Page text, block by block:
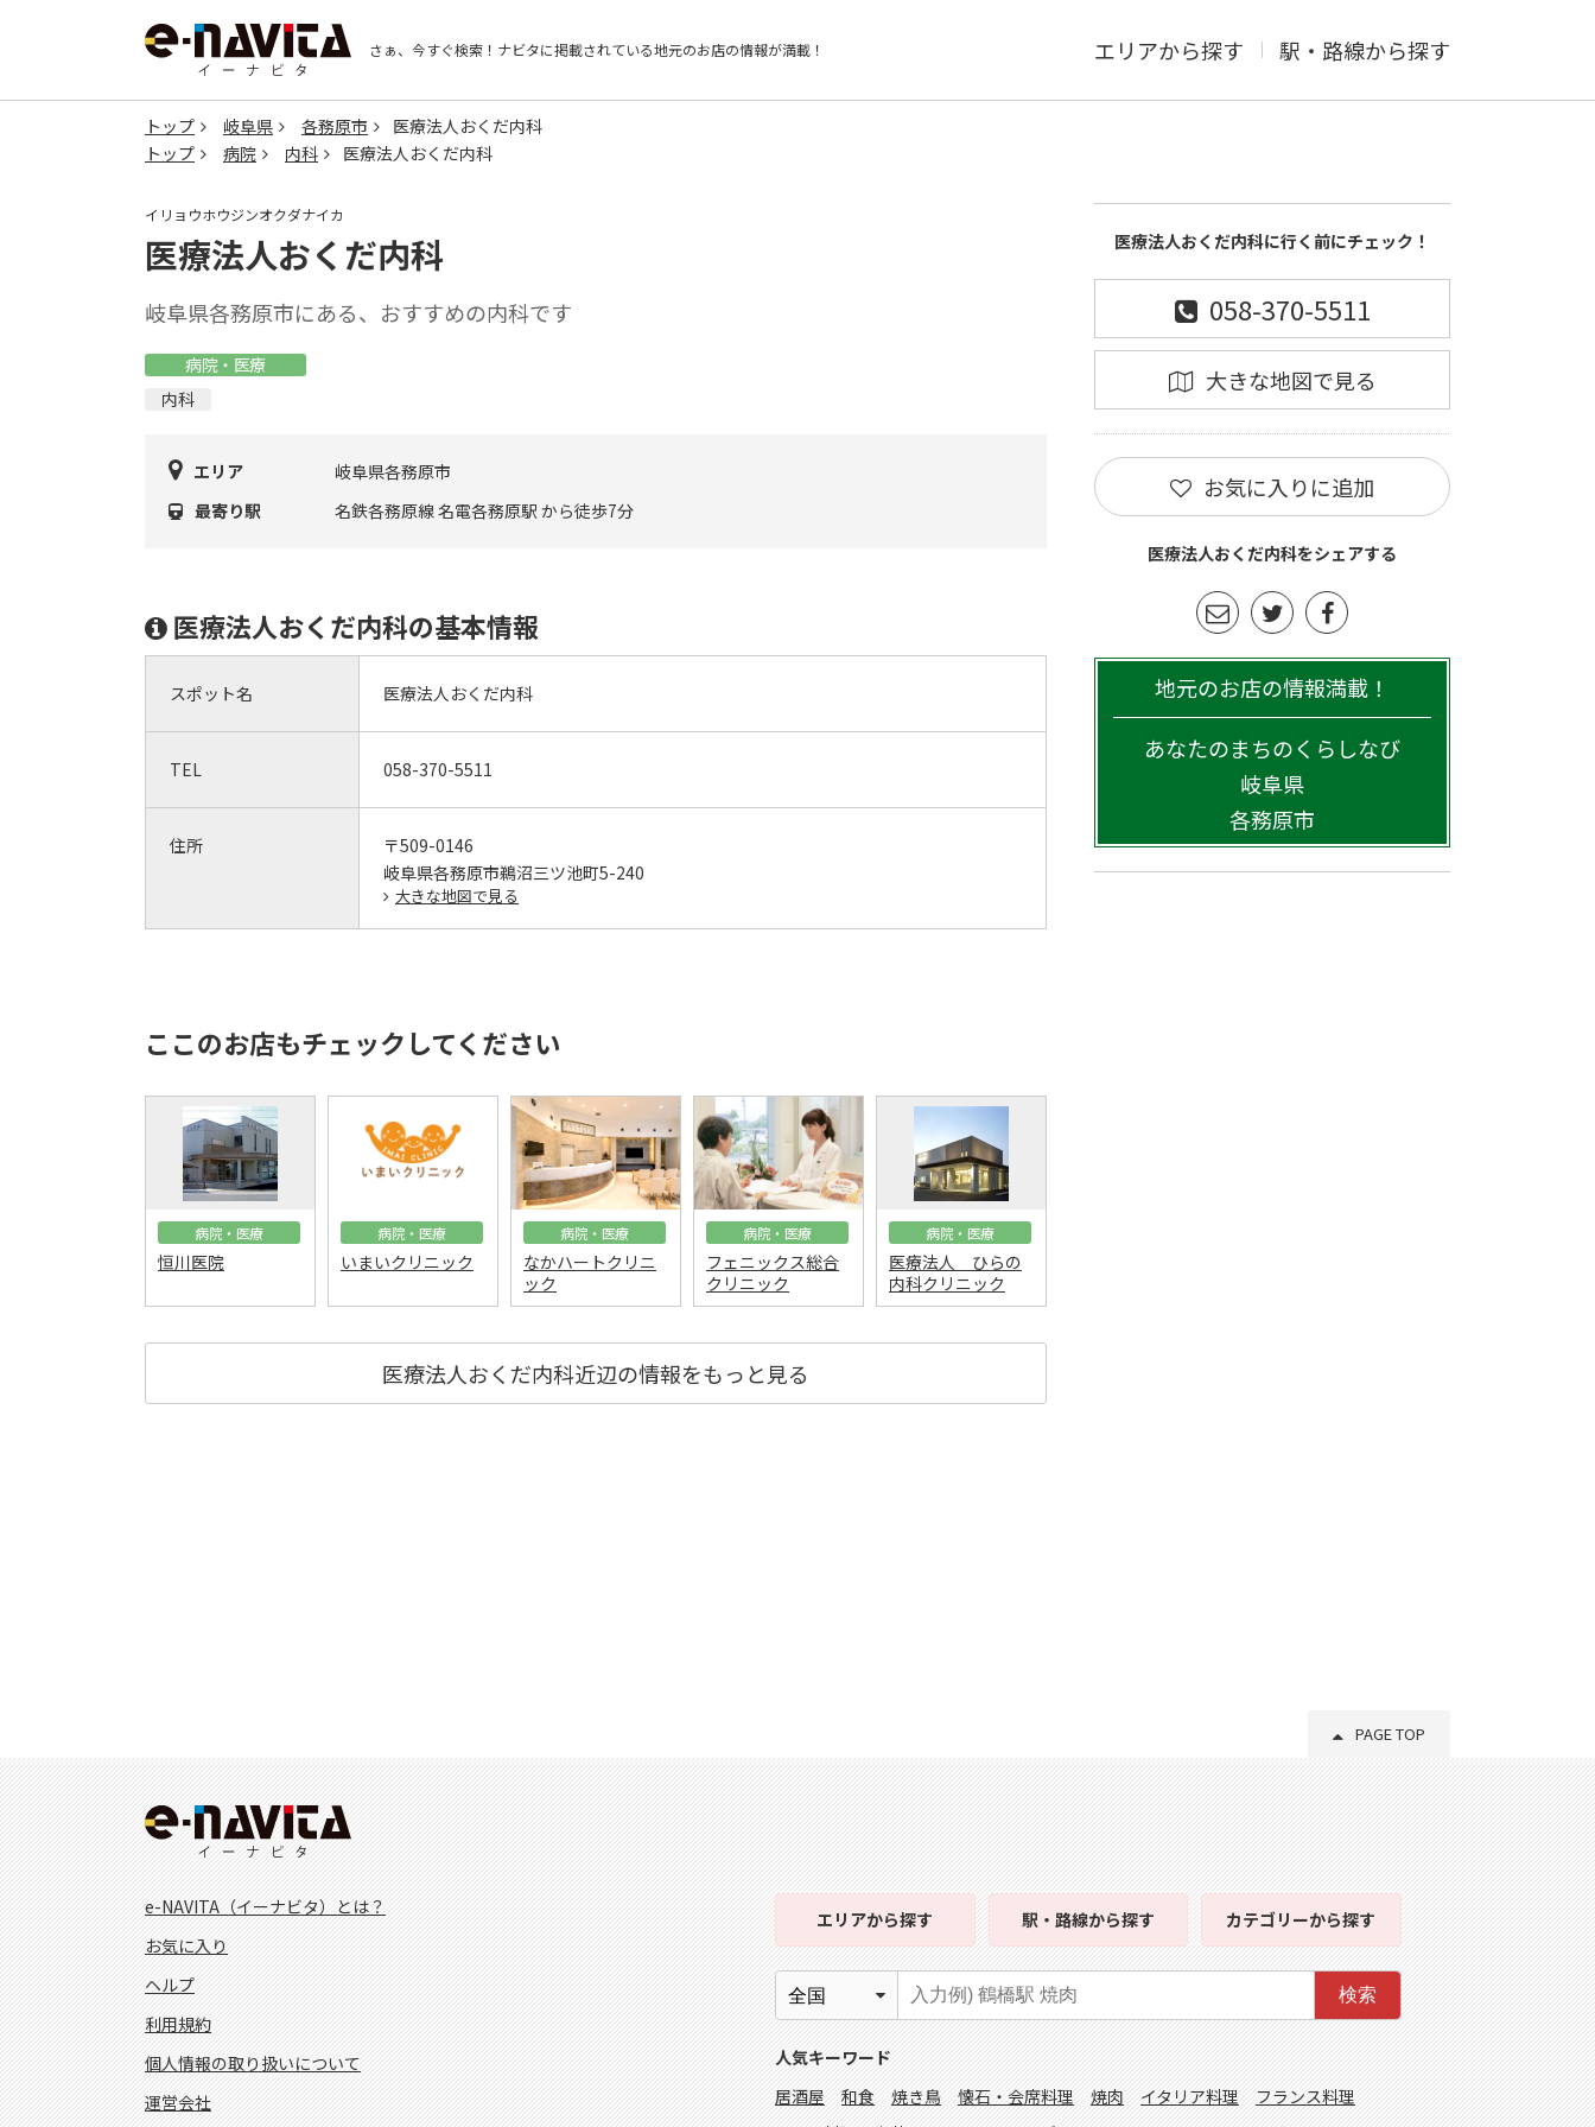
さぁ、今すぐ検索！ ナビタに掲載されている地元のお店の情報が満載！ エリアから探す 駅・路線から探す
トップ 岐阜県 各務原市
医療法人おくだ内科
トップ
病院 内科 医療法人おくだ内科
イリョウホウジンオクダナイカ
医療法人おくだ内科
岐阜県各務原市にある、おすすめの内科です
病院・医療
内科
エリア
岐阜県各務原市
最寄り駅
名鉄各務原線 名電各務原駅 から徒歩7分
医療法人おくだ内科の基本情報
スポット名 医療法人おくだ内科
TEL 058-370-5511
住所
〒509-0146
岐阜県各務原市鵜沼三ツ池町5-240
大きな地図で見る
ここのお店もチェックしてください
病院・医療
恒川医院
病院・医療
いまいクリニック
病院・医療
なかハートクリニ
ック
病院・医療
フェニックス総合
クリニック
病院・医療
医療法人 ひらの
内科クリニック
医療法人おくだ内科近辺の情報をもっと見る
医療法人おくだ内科に行く前にチェック！
058-370-5511
大きな地図で見る
お気に入りに追加
医療法人おくだ内科をシェアする
地元のお店の情報満載！
あなたのまちのくらしなび
岐阜県
各務原市
PAGE TOP
e-NAVITA（イーナビタ）とは？
お気に入り
ヘルプ
利用規約
個人情報の取り扱いについて
運営会社
エリアから探す 駅・路線から探す カテゴリーから探す
検索
人気キーワード
居酒屋
和食 焼き鳥 懐石・会席料理 焼肉 イタリア料理
フランス料理